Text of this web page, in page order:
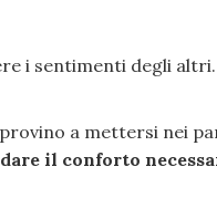
i sentimenti degli
provino a mettersi nei
dare il conforto